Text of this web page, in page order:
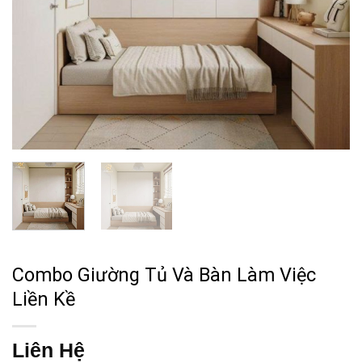
Combo Giường Tủ Và Bàn Làm Việc
Liền Kề
Liên Hệ